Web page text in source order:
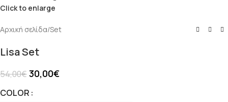
Click to enlarge
Αρχική σελίδα/Set
Lisa Set
54,00€30,00€
COLOR